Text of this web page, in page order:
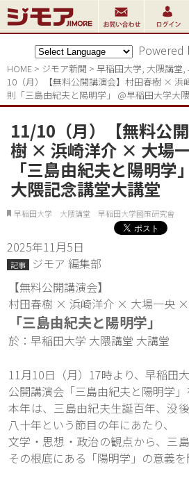
Powered
HOME > ジモア新聞 > 早稲田大学, 大隈講堂,
10（月）【無料公開講演会】村田春樹 ×
則「三島由紀夫と陽明学」 @早稲田大学大
11/10（月）【無料公
樹 × 浜崎洋介 × 大場
「三島由紀夫と陽明学
大隈記念講堂大講堂
早稲田大学 大隈講堂 早稲田大学國策研究會
2025年11月5日
記事
ジモア 編集部
【無料公開講演会】
村田春樹 × 浜崎洋介 × 大場一央 ×
「三島由紀夫と陽明学」
於：早稲田大学 大隈講堂 大講堂
11月10日（月）17時より、早稲田
公開講演会「三島由紀夫と陽明学」
本年は、三島由紀夫生誕百年、没
八十年という節目の年にあたり、
文学・思想・政治の観点から、三
その根底にある「陽明学」の意義を